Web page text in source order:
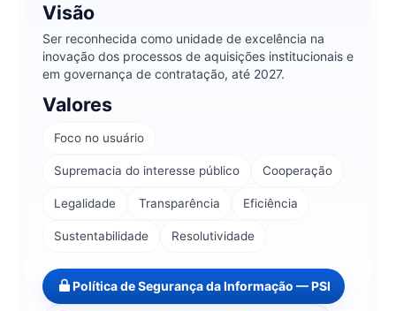
Visão
Ser reconhecida como unidade de excelência na
inovação dos processos de aquisições institucionais e
em governança de contratação, até 2027.
Valores
Foco no usuário
Supremacia do interesse público Cooperação
Legalidade Transparência Eficiência
Sustentabilidade Resolutividade
Política de Segurança da Informação — PSI